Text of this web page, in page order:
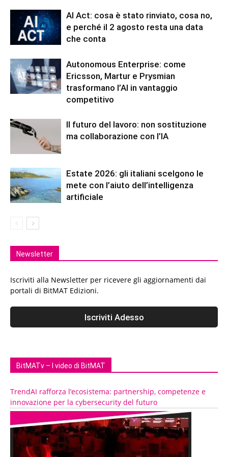
AI Act: cosa è stato rinviato, cosa no,
e perché il 2 agosto resta una data
che conta
Autonomous Enterprise: come
Ericsson, Martur e Prysmian
trasformano l’AI in vantaggio
competitivo
Il futuro del lavoro: non sostituzione
ma collaborazione con l’IA
Estate 2026: gli italiani scelgono le
mete con l’aiuto dell’intelligenza
artificiale
Newsletter
Iscriviti alla Newsletter per ricevere gli aggiornamenti dai
portali di BitMAT Edizioni.
BitMATv – I video di BitMAT
TrendAI rafforza l’ecosistema: partnership, competenze e
innovazione per la cybersecurity del futuro